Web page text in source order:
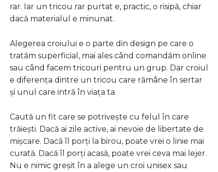
rar. Iar un tricou rar purtat e, practic, o risipă, chiar
dacă materialul e minunat.
Alegerea croiului e o parte din design pe care o
tratăm superficial, mai ales când comandăm online
sau când facem tricouri pentru un grup. Dar croiul
e diferența dintre un tricou care rămâne în sertar
și unul care intră în viața ta.
Caută un fit care se potrivește cu felul în care
trăiești. Dacă ai zile active, ai nevoie de libertate de
mișcare. Dacă îl porți la birou, poate vrei o linie mai
curată. Dacă îl porți acasă, poate vrei ceva mai lejer.
Nu e nimic greșit în a alege un croi unisex sau